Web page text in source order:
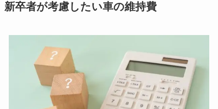
新卒者が考慮したい車の維持費